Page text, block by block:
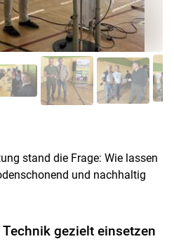
main content
stand die Frage: Wie lassen
und nachhaltig
Technik gezielt einsetzen